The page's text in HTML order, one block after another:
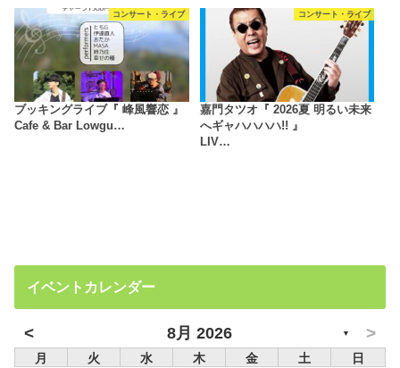
コンサート・ライブ
ブッキングライブ『 峰風響恋 』
Cafe & Bar Lowgu…
コンサート・ライブ
嘉門タツオ『 2026夏 明るい未来
へギャハハハハ!! 』
LIV…
イベントカレンダー
< 8月 2026 ▼ >
月 火 水 木 金 土
日